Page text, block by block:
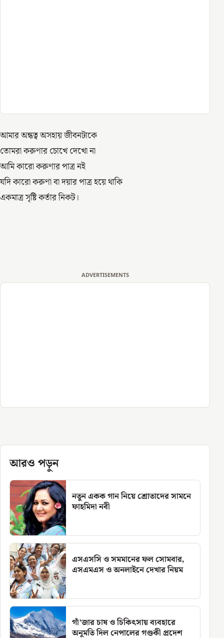
আমার অন্ধত্ব অসহায় জীবনটাকে
তোমরা করুণার চোখে দেখো না
আমি কারো করুণার পাত্র নই
যদি কারো করুণা বা দয়ার পাত্র হয়ে থাকি
একমাত্র সৃষ্টি কর্তার নিকট।
ADVERTISEMENTS
আরও পড়ুন
নতুন একক গান নিয়ে শ্রোতাদের সামনে
ফাহমিদা নবী
এসএসসি ও সমমানের ফল সোমবার,
এসএমএস ও অনলাইনে দেখার নিয়ম
গাঁ’জার চাষ ও চিকিৎসায় ব্যবহারে
অনুমতি দিল নেপালের গণ্ডকী প্রদেশ